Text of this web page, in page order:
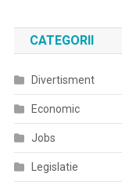
CATEGORII
Divertisment
Economic
Jobs
Legislatie